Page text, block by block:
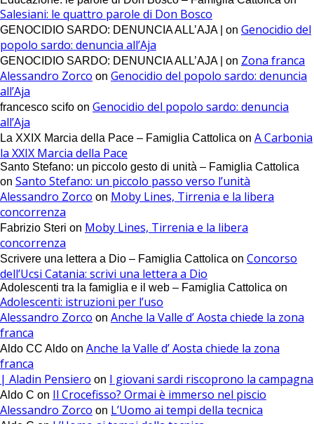
Salesiani: le quattro parole di Don Bosco
GENOCIDIO SARDO: DENUNCIA ALL’AJA | on Genocidio del
popolo sardo: denuncia all’Aja
GENOCIDIO SARDO: DENUNCIA ALL’AJA | on Zona franca
Alessandro Zorco on Genocidio del popolo sardo: denuncia
all’Aja
francesco scifo on Genocidio del popolo sardo: denuncia
all’Aja
La XXIX Marcia della Pace – Famiglia Cattolica on A Carbonia
la XXIX Marcia della Pace
Santo Stefano: un piccolo gesto di unità – Famiglia Cattolica
on Santo Stefano: un piccolo passo verso l’unità
Alessandro Zorco on Moby Lines, Tirrenia e la libera
concorrenza
Fabrizio Steri on Moby Lines, Tirrenia e la libera
concorrenza
Scrivere una lettera a Dio – Famiglia Cattolica on Concorso
dell’Ucsi Catania: scrivi una lettera a Dio
Adolescenti tra la famiglia e il web – Famiglia Cattolica on
Adolescenti: istruzioni per l’uso
Alessandro Zorco on Anche la Valle d’ Aosta chiede la zona
franca
Aldo CC Aldo on Anche la Valle d’ Aosta chiede la zona
franca
| Aladin Pensiero on I giovani sardi riscoprono la campagna
Aldo C on Il Crocefisso? Ormai è immerso nel piscio
Alessandro Zorco on L’Uomo ai tempi della tecnica